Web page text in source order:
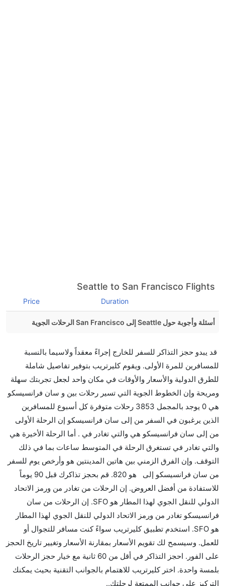
Seattle to San Francisco Flights
Duration
Price
أسئلة وأجوبة حول Seattle إلى San Francisco الرحلات الجوية
إلىسان فرانسيسكو مما تستغرقه الخطوط الجوية الأخرى؟
نعم. توفر كل من أسرع رحلات الطيران على هذا الطريق،
هل توفر شركات الطيران مساحة إضافية للنوم؟
كثير من خطوط طيران درجة رجال الأعمال توفر مساحة
إضافية للنوم.
هل يمكنني حمل طعامي الخاص؟
نعم، يمكنك حمل طعامك الخاص، و لكن يجب أن يكون معبئا
بشكل جيد.
هل سيقدم لي الكحول على متن رحلة من إلى سان
فرانسيسكو؟
لا تقدم شركة الطيران الكحول على متن رحلة داخلية. يتم
تقديم الكحول على متن الرحلات الدولية فقط.
ما متوسط أسعار رحلة الدرجة الاقتصادية من إلى سان
فرانسيسكو؟
تتراوح أسعار رحلة الدرجة الاقتصادية من AED 820 إلى
AED 0. يوفرون تذاكر في هذا النطاق من الأسعار.
قد يبدو حجز التذاكر للسفر للخارج إجراءً معقداً ولاسيما بالنسبة
للمسافرين للمرة الأولى. ويقوم كليرتريب بتوفير تفاصيل شاملة
للطرق الدولية والأسعار والأوقات في مكان واحد لجعل تجربتك سهلة
ومريحة وإن الخطوط الجوية التي تسير رحلات بين و سان فرانسيسكو
هي 0 يوجد بالمجمل 3853 رحلات متوفرة كل أسبوع للمسافرين
الذين يرغبون في السفر من إلى سان فرانسيسكو إن الرحلة الأولى
من إلى سان فرانسيسكو هي والتي تغادر في . أما الرحلة الأخيرة هي
والتي تغادر في تستغرق الرحلة في المتوسط ساعات بما في ذلك
التوقف. وإن الفرق الزمني بين هاتين المدينتين هو وأرخص يوم للسفر
من سان فرانسيسكو إلى هو 820. قم بحجز تذاكرك قبل 90 يوماً
للاستفادة من أفضل العروض. إن الرحلات من تغادر من ورمز الاتحاد
الدولي للنقل الجوي لهذا المطار هو SFO. إن الرحلات من سان
فرانسيسكو تغادر من ورمز الاتحاد الدولي للنقل الجوي لهذا المطار
هو SFO. استخدم تطبيق كليرتريب سواءً كنت مسافر للتجوال أو
للعمل. وسيسمح لك تقويم الأسعار بمقارنة الأسعار وتغيير تاريخ الحجز
على الفور. احجز التذاكر في أقل من 60 ثانية مع خيار حجز الرحلات
بلمسة واحدة. اختر كليرتريب للاهتمام بالجوانب التقنية بحيث يمكنك
التركيز على جوانب الممتعة لرحلتك..